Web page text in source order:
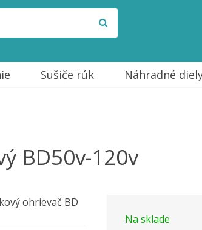
Sušiče rúk Náhradné
BD50v-120v
Na sklade
ohrievač BD